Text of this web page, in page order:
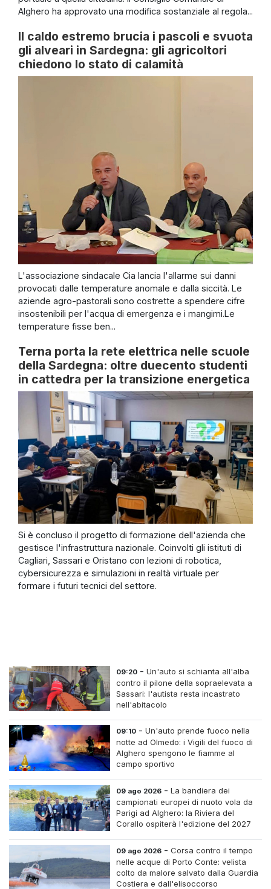
Alghero ha approvato una modifica sostanziale al regola...
Il caldo estremo brucia i pascoli e svuota
gli alveari in Sardegna: gli agricoltori
chiedono lo stato di calamità
L'associazione sindacale Cia lancia l'allarme sui danni
provocati dalle temperature anomale e dalla siccità. Le
aziende agro-pastorali sono costrette a spendere cifre
insostenibili per l'acqua di emergenza e i mangimi.Le
temperature fisse ben...
Terna porta la rete elettrica nelle scuole
della Sardegna: oltre duecento studenti
in cattedra per la transizione energetica
Si è concluso il progetto di formazione dell'azienda che
gestisce l'infrastruttura nazionale. Coinvolti gli istituti di
Cagliari, Sassari e Oristano con lezioni di robotica,
cybersicurezza e simulazioni in realtà virtuale per
formare i futuri tecnici del settore.
09:20 -Un'auto si schianta all'alba
contro il pilone della sopraelevata a
Sassari: l'autista resta incastrato
nell'abitacolo
09:10 -Un'auto prende fuoco nella
notte ad Olmedo: i Vigili del fuoco di
Alghero spengono le fiamme al
campo sportivo
09 ago 2026 -La bandiera dei
campionati europei di nuoto vola da
Parigi ad Alghero: la Riviera del
Corallo ospiterà l'edizione del 2027
09 ago 2026 -Corsa contro il tempo
nelle acque di Porto Conte: velista
colto da malore salvato dalla Guardia
Costiera e dall'elisoccorso